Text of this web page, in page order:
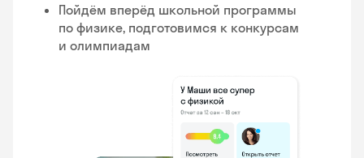
Пойдём вперёд школьной программы
по физике, подготовимся к конкурсам
и олимпиадам